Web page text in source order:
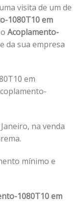
visita de um de
1080T10 em
Acoplamento-
da sua empresa
em
na venda
mínimo e
1080T10 em